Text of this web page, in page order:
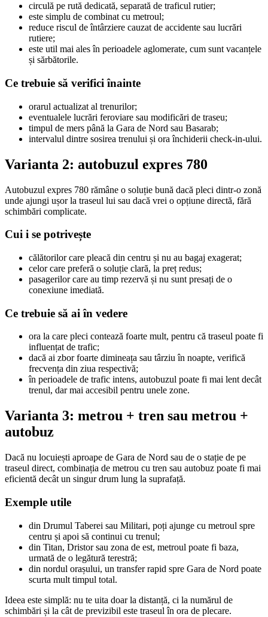
circulă pe rută dedicată, separată de traficul rutier;
este simplu de combinat cu metroul;
reduce riscul de întârziere cauzat de accidente sau lucrări
rutiere;
este util mai ales în perioadele aglomerate, cum sunt vacanțele
și sărbătorile.
Ce trebuie să verifici înainte
orarul actualizat al trenurilor;
eventualele lucrări feroviare sau modificări de traseu;
timpul de mers până la Gara de Nord sau Basarab;
intervalul dintre sosirea trenului și ora închiderii check-in-ului.
Varianta 2: autobuzul expres 780
Autobuzul expres 780 rămâne o soluție bună dacă pleci dintr-o zonă
unde ajungi ușor la traseul lui sau dacă vrei o opțiune directă, fără
schimbări complicate.
Cui i se potrivește
călătorilor care pleacă din centru și nu au bagaj exagerat;
celor care preferă o soluție clară, la preț redus;
pasagerilor care au timp rezervă și nu sunt presați de o
conexiune imediată.
Ce trebuie să ai în vedere
ora la care pleci contează foarte mult, pentru că traseul poate fi
influențat de trafic;
dacă ai zbor foarte dimineața sau târziu în noapte, verifică
frecvența din ziua respectivă;
în perioadele de trafic intens, autobuzul poate fi mai lent decât
trenul, dar mai accesibil pentru unele zone.
Varianta 3: metrou + tren sau metrou +
autobuz
Dacă nu locuiești aproape de Gara de Nord sau de o stație de pe
traseul direct, combinația de metrou cu tren sau autobuz poate fi mai
eficientă decât un singur drum lung la suprafață.
Exemple utile
din Drumul Taberei sau Militari, poți ajunge cu metroul spre
centru și apoi să continui cu trenul;
din Titan, Dristor sau zona de est, metroul poate fi baza,
urmată de o legătură terestră;
din nordul orașului, un transfer rapid spre Gara de Nord poate
scurta mult timpul total.
Ideea este simplă: nu te uita doar la distanță, ci la numărul de
schimbări și la cât de previzibil este traseul în ora de plecare.